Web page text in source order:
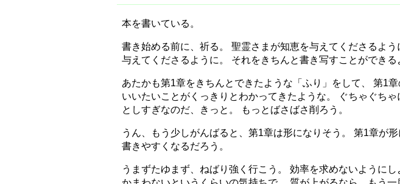
本を書いている。
書き始める前に、祈る。 聖霊さまが知恵を与えてくださるよ
与えてくださるように。 それをきちんと書き写すことができる
あたかも第1章をきちんとできたような「ふり」をして、 第1
いいたいことがくっきりとわかってきたような。 ぐちゃぐち
としすぎなのだ、きっと。 もっとばさばさ削ろう。
うん、もう少しがんばると、第1章は形になりそう。 第1章が
書きやすくなるだろう。
うまずたゆまず、ねばり強く行こう。 効率を求めないように